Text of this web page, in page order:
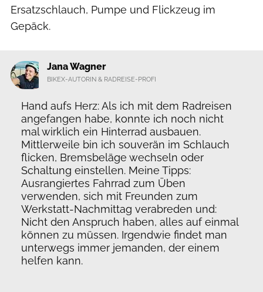
Ersatzschlauch, Pumpe und Flickzeug im
Gepäck.
Jana Wagner
BIKEX-AUTORIN & RADREISE-PROFI
Hand aufs Herz: Als ich mit dem Radreisen
angefangen habe, konnte ich noch nicht
mal wirklich ein Hinterrad ausbauen.
Mittlerweile bin ich souverän im Schlauch
flicken, Bremsbeläge wechseln oder
Schaltung einstellen. Meine Tipps:
Ausrangiertes Fahrrad zum Üben
verwenden, sich mit Freunden zum
Werkstatt-Nachmittag verabreden und:
Nicht den Anspruch haben, alles auf einmal
können zu müssen. Irgendwie findet man
unterwegs immer jemanden, der einem
helfen kann.